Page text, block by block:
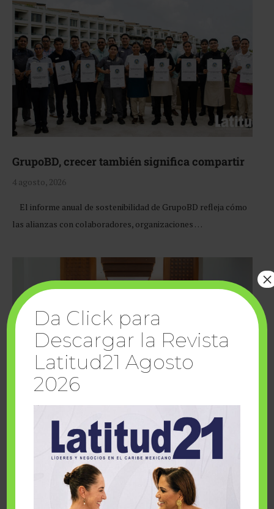
GrupoBD, crecer también significa compartir
4 agosto, 2026
El informe anual de sostenibilidad de GrupoBD refleja cómo
las alianzas con colaboradores, organizaciones …
Cuando la solidaridad inspira; cumplen
sueños Fairmont Mayakoba y Make-A-Wish
Da Click para
Descargar la Revista
Latitud21 Agosto
2026
×